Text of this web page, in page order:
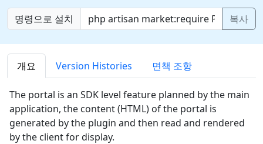
명령으로 설치 복사
개요 Version Histories 면책 조항
The portal is an SDK level feature planned by the main
application, the content (HTML) of the portal is
generated by the plugin and then read and rendered
by the client for display.